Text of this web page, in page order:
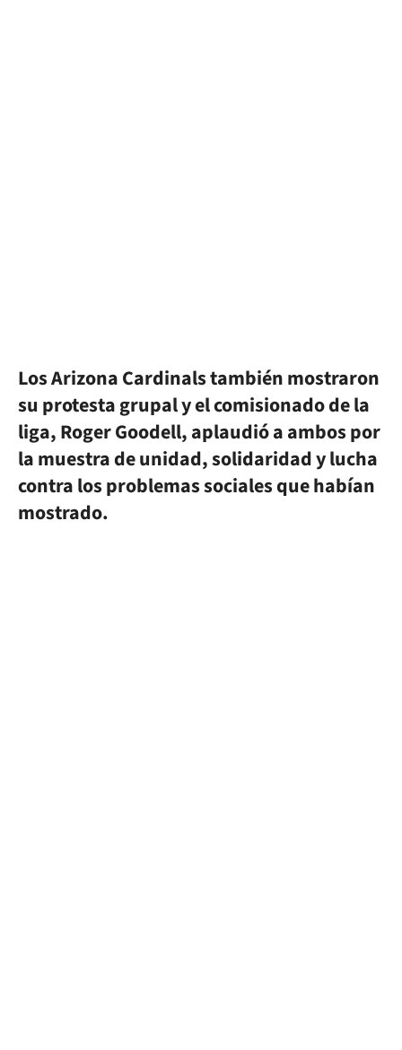
Los Arizona Cardinals también mostraron
su protesta grupal y el comisionado de la
liga, Roger Goodell, aplaudió a ambos por
la muestra de unidad, solidaridad y lucha
contra los problemas sociales que habían
mostrado.